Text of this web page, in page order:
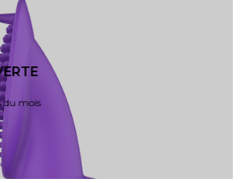
du mois
SUMMER SALE
et découvrons le meilleur du
plaisir.
GO